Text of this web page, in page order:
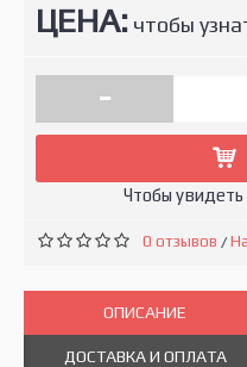
ЦЕНА: чтобы
-
Чтобы
0 отзывов /
ОПИСАНИЕ
ДОСТАВКА И ОПЛАТА